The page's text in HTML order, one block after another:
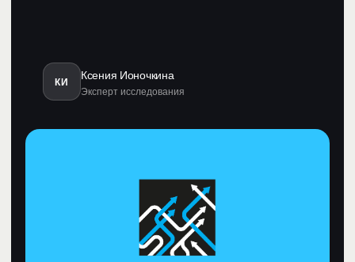
КИ Ксения Ионочкина
Эксперт исследования